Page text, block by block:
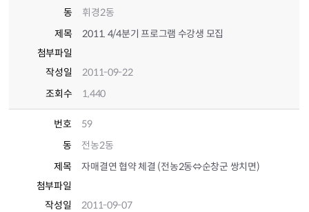
동
휘경2동
제목
2011. 4/4분기 프로그램 수강생 모집
첨부파일
작성일
2011-09-22
조회수
1,440
번호
59
동
전농2동
제목
자매결연 협약 체결 (전농2동⇔순창군 쌍치면)
첨부파일
작성일
2011-09-07